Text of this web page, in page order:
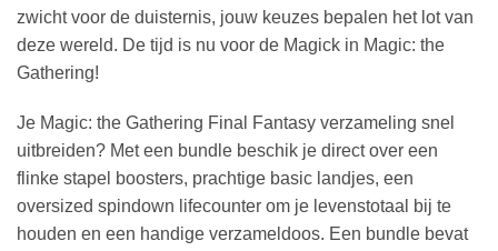
zwicht voor de duisternis, jouw keuzes bepalen het lot van
deze wereld. De tijd is nu voor de Magick in Magic: the
Gathering!
Je Magic: the Gathering Final Fantasy verzameling snel
uitbreiden? Met een bundle beschik je direct over een
flinke stapel boosters, prachtige basic landjes, een
oversized spindown lifecounter om je levenstotaal bij te
houden en een handige verzameldoos. Een bundle bevat